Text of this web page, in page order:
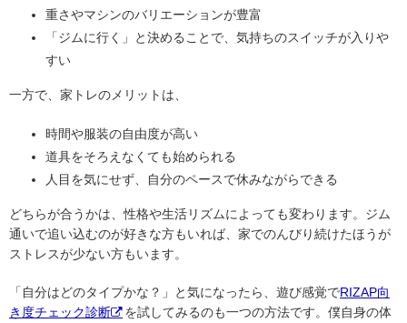
重さやマシンのバリエーションが豊富
「ジムに行く」と決めることで、気持ちのスイッチが入りや
すい
一方で、家トレのメリットは、
時間や服装の自由度が高い
道具をそろえなくても始められる
人目を気にせず、自分のペースで休みながらできる
どちらが合うかは、性格や生活リズムによっても変わります。ジム
通いで追い込むのが好きな方もいれば、家でのんびり続けたほうが
ストレスが少ない方もいます。
「自分はどのタイプかな？」と気になったら、遊び感覚でRIZAP向
き度チェック診断
を試してみるのも一つの方法です。僕自身の体